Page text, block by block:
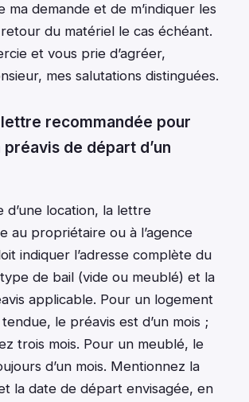
ma demande et de m’indiquer les
du matériel le cas échéant.
et vous prie d’agréer,
mes salutations distinguées.
recommandée pour
de départ d’un
d’une location, la lettre
au propriétaire ou à l’agence
indiquer l’adresse complète du
de bail (vide ou meublé) et la
applicable. Pour un logement
le préavis est d’un mois ;
trois mois. Pour un meublé, le
d’un mois. Mentionnez la
la date de départ envisagée, en